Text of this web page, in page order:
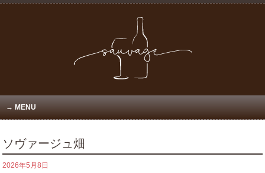
MENU
ソヴァージュ畑
2026年5月8日